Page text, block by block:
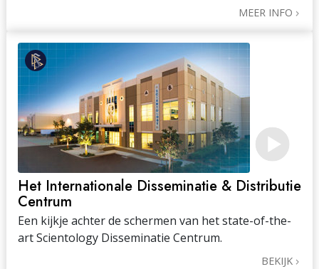
MEER INFO
Het Internationale Disseminatie & Distributie
Centrum
Een kijkje achter de schermen van het state-of-the-
art Scientology Disseminatie Centrum.
BEKIJK